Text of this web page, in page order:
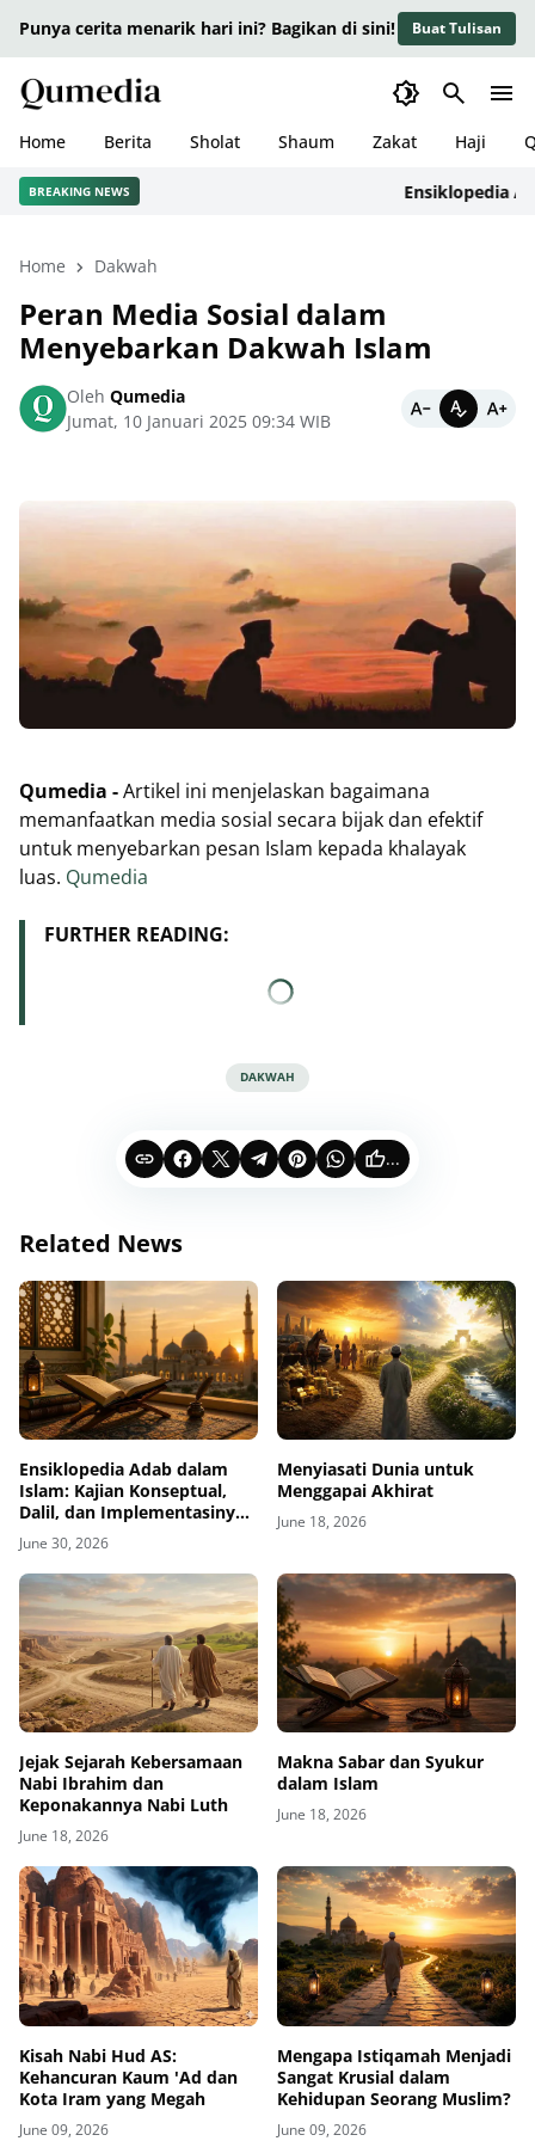
Punya cerita menarik hari ini? Bagikan di sini! Buat Tulisan
Home Berita Sholat Shaum Zakat Haji
BREAKING NEWS Ensiklopedia
Home Dakwah
Peran Media Sosial dalam
Menyebarkan Dakwah Islam
Oleh Qumedia
Jumat, 10 Januari 2025 09:34 WIB
Qumedia -Artikel ini menjelaskan bagaimana
memanfaatkan media sosial secara bijak dan efektif
untuk menyebarkan pesan Islam kepada khalayak
luas. Qumedia
FURTHER READING:
DAKWAH
...
Related News
Ensiklopedia Adab dalam
Islam: Kajian Konseptual,
Dalil, dan Implementasinya
dalam Kehidupan
June 30, 2026
Menyiasati Dunia untuk
Menggapai Akhirat
June 18, 2026
Jejak Sejarah Kebersamaan
Nabi Ibrahim dan
Keponakannya Nabi Luth
June 18, 2026
Makna Sabar dan Syukur
dalam Islam
June 18, 2026
Kisah Nabi Hud AS:
Kehancuran Kaum 'Ad dan
Kota Iram yang Megah
June 09, 2026
Mengapa Istiqamah Menjadi
Sangat Krusial dalam
Kehidupan Seorang Muslim?
June 09, 2026